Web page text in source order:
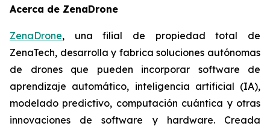
Acerca de ZenaDrone
ZenaDrone, una filial de propiedad total de
ZenaTech, desarrolla y fabrica soluciones autónomas
de drones que pueden incorporar software de
aprendizaje automático, inteligencia artificial (IA),
modelado predictivo, computación cuántica y otras
innovaciones de software y hardware. Creada